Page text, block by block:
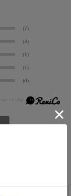
(7)
(3)
(1)
(1)
(0)